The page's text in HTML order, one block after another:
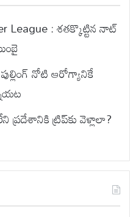
League : శతక్కొట్టిన నాట్
నోటి ఆరోగ్యానికే
ప్రదేశానికి ట్రిప్‌కు వెళ్లాలా?